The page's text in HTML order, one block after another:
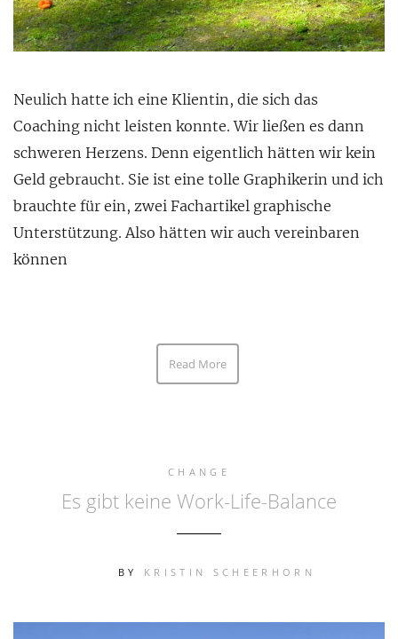
Neulich hatte ich eine Klientin, die sich das
Coaching nicht leisten konnte. Wir ließen es dann
schweren Herzens. Denn eigentlich hätten wir kein
Geld gebraucht. Sie ist eine tolle Graphikerin und ich
brauchte für ein, zwei Fachartikel graphische
Unterstützung. Also hätten wir auch vereinbaren
können
Read More
CHANGE
Es gibt keine Work-Life-Balance
BY KRISTIN SCHEERHORN